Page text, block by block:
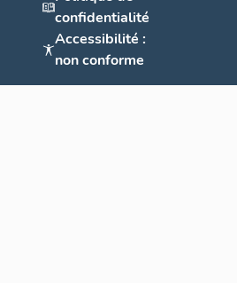
confidentialité
Accessibilité :
non conforme